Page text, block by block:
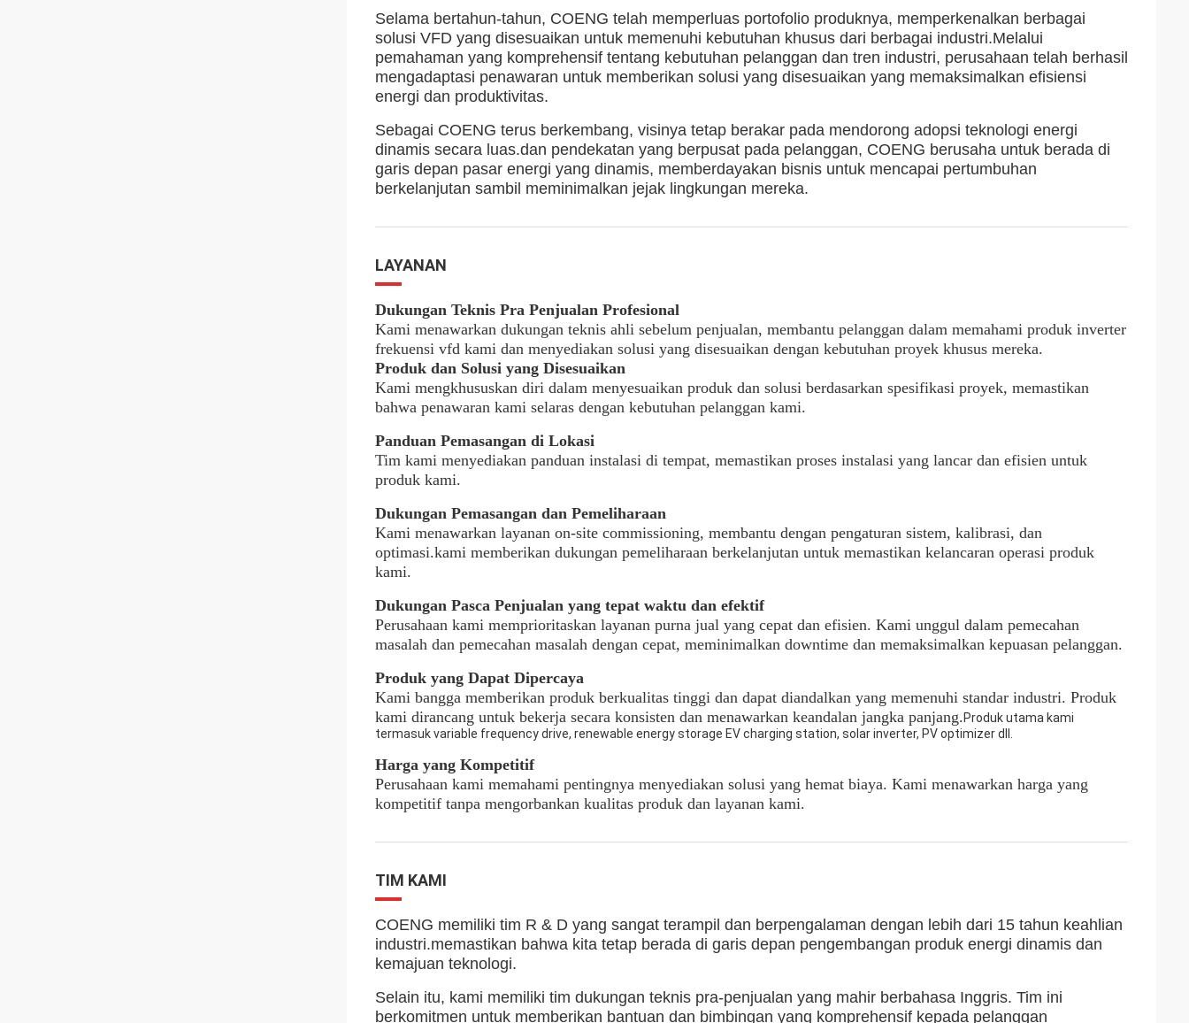
Selama bertahun-tahun, COENG telah memperluas portofolio produknya, memperkenalkan berbagai
solusi VFD yang disesuaikan untuk memenuhi kebutuhan khusus dari berbagai industri.Melalui
pemahaman yang komprehensif tentang kebutuhan pelanggan dan tren industri, perusahaan telah berhasil
mengadaptasi penawaran untuk memberikan solusi yang disesuaikan yang memaksimalkan efisiensi
energi dan produktivitas.
Sebagai COENG terus berkembang, visinya tetap berakar pada mendorong adopsi teknologi energi
dinamis secara luas.dan pendekatan yang berpusat pada pelanggan, COENG berusaha untuk berada di
garis depan pasar energi yang dinamis, memberdayakan bisnis untuk mencapai pertumbuhan
berkelanjutan sambil meminimalkan jejak lingkungan mereka.
LAYANAN
Dukungan Teknis Pra Penjualan Profesional
Kami menawarkan dukungan teknis ahli sebelum penjualan, membantu pelanggan dalam memahami produk inverter
frekuensi vfd kami dan menyediakan solusi yang disesuaikan dengan kebutuhan proyek khusus mereka.
Produk dan Solusi yang Disesuaikan
Kami mengkhususkan diri dalam menyesuaikan produk dan solusi berdasarkan spesifikasi proyek, memastikan
bahwa penawaran kami selaras dengan kebutuhan pelanggan kami.
Panduan Pemasangan di Lokasi
Tim kami menyediakan panduan instalasi di tempat, memastikan proses instalasi yang lancar dan efisien untuk
produk kami.
Dukungan Pemasangan dan Pemeliharaan
Kami menawarkan layanan on-site commissioning, membantu dengan pengaturan sistem, kalibrasi, dan
optimasi.kami memberikan dukungan pemeliharaan berkelanjutan untuk memastikan kelancaran operasi produk
kami.
Dukungan Pasca Penjualan yang tepat waktu dan efektif
Perusahaan kami memprioritaskan layanan purna jual yang cepat dan efisien. Kami unggul dalam pemecahan
masalah dan pemecahan masalah dengan cepat, meminimalkan downtime dan memaksimalkan kepuasan pelanggan.
Produk yang Dapat Dipercaya
Kami bangga memberikan produk berkualitas tinggi dan dapat diandalkan yang memenuhi standar industri. Produk
kami dirancang untuk bekerja secara konsisten dan menawarkan keandalan jangka panjang.Produk utama kami
termasuk variable frequency drive, renewable energy storage EV charging station, solar inverter, PV optimizer dll.
Harga yang Kompetitif
Perusahaan kami memahami pentingnya menyediakan solusi yang hemat biaya. Kami menawarkan harga yang
kompetitif tanpa mengorbankan kualitas produk dan layanan kami.
TIM KAMI
COENG memiliki tim R & D yang sangat terampil dan berpengalaman dengan lebih dari 15 tahun keahlian
industri.memastikan bahwa kita tetap berada di garis depan pengembangan produk energi dinamis dan
kemajuan teknologi.
Selain itu, kami memiliki tim dukungan teknis pra-penjualan yang mahir berbahasa Inggris. Tim ini
berkomitmen untuk memberikan bantuan dan bimbingan yang komprehensif kepada pelanggan